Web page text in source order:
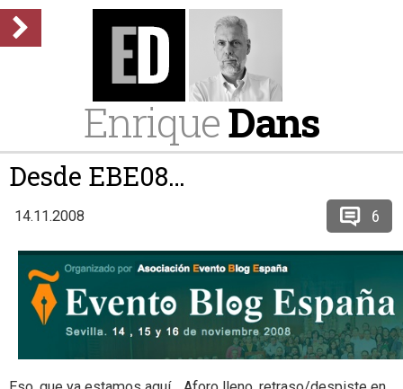
EnriqueDans
Desde EBE08…
14.11.2008 6